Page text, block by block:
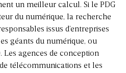
un meilleur calcul. Si le PDG
du numérique, la recherche
issus d’entreprises
géants du numérique, ou
Les agences de conception
télécommunications et les